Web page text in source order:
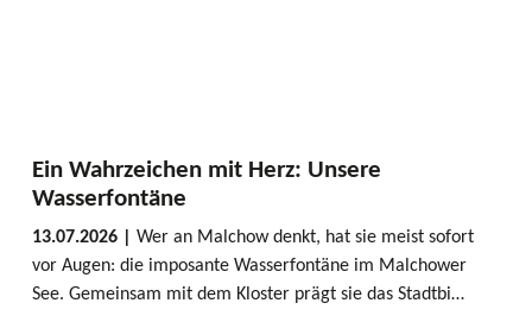
Ein Wahrzeichen mit Herz: Unsere
Wasserfontäne
13.07.2026 | Wer an Malchow denkt, hat sie meist sofort
vor Augen: die imposante Wasserfontäne im Malchower
See. Gemeinsam mit dem Kloster prägt sie das Stadtbi…